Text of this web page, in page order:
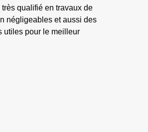
qualifié en travaux de
négligeables et aussi des
utiles pour le meilleur